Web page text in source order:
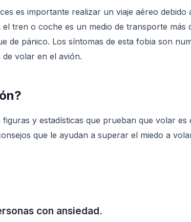
es importante realizar un viaje aéreo
tren o coche es un medio de transporte más
de pánico. Los síntomas de esta fobia son
volar en el avión.
y estadísticas que prueban que volar
que le ayudan a superar el miedo a
con ansiedad.